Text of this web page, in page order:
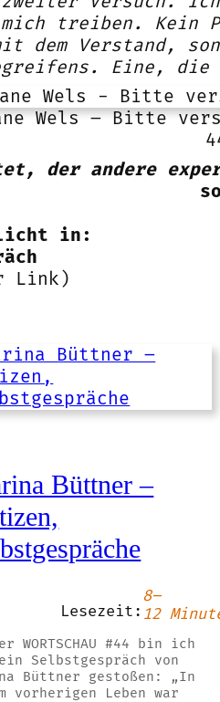
treiben. Kein
dem Verstand,
Eine, die
Wels – Bitte
der andere
in:
Link)
Büttner –
Lesezeit:
8–
12
WORTSCHAU #44 bin ich
Selbstgespräch von
Büttner gestoßen: „In
vorherigen Leben war